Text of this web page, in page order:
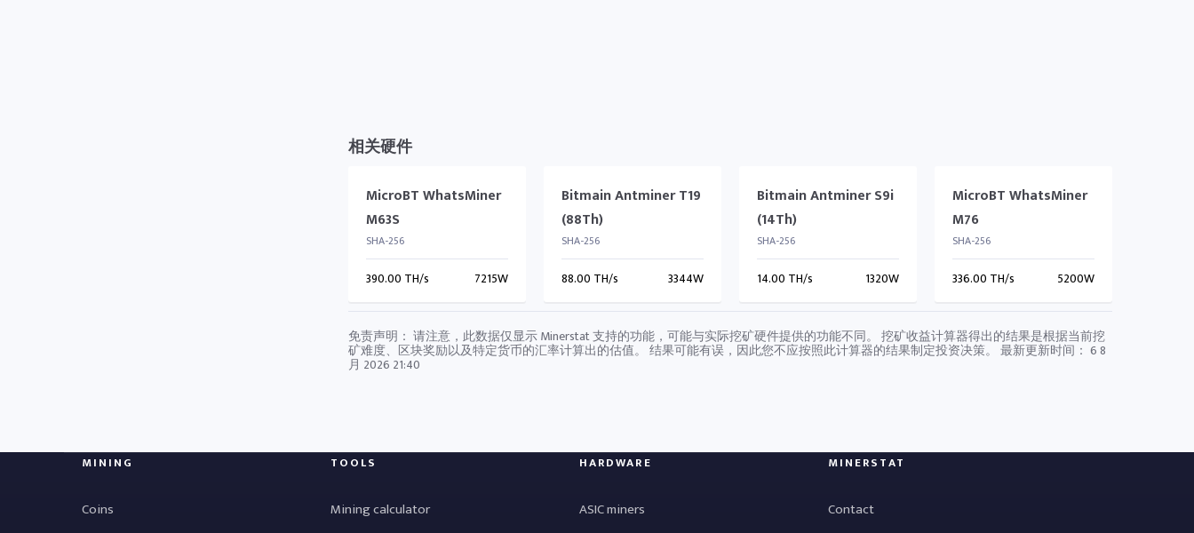
相关硬件
MicroBT WhatsMiner
M63S
SHA-256
390.00 TH/s 7215W
Bitmain Antminer T19
(88Th)
SHA-256
88.00 TH/s 3344W
Bitmain Antminer S9i
(14Th)
SHA-256
14.00 TH/s 1320W
MicroBT WhatsMiner
M76
SHA-256
336.00 TH/s 5200W
免责声明： 请注意，此数据仅显示 Minerstat 支持的功能，可能与实际挖矿硬件提供的功能不同。 挖矿收益计算器得出的结果是根据当前挖
矿难度、区块奖励以及特定货币的汇率计算出的估值。 结果可能有误，因此您不应按照此计算器的结果制定投资决策。 最新更新时间： 6 8
月 2026 21:40
MINING
Coins
TOOLS
Mining calculator
HARDWARE
ASIC miners
MINERSTAT
Contact